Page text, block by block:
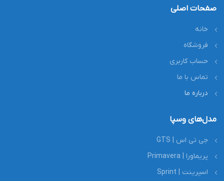
صفحات اصلی
خانه
فروشگاه
حساب کاربری
تماس با ما
درباره ما
مدل‌های وسپا
جی تی اس | GTS
پریماورا | Primavera
اسپرینت | Sprint